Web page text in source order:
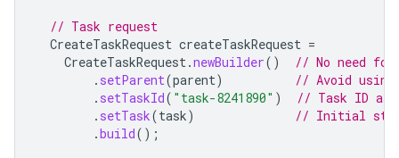
// Task request
CreateTaskRequest createTaskRequest =
CreateTaskRequest.newBuilder()
// No need for
. setParent(parent)
// Avoid
. setTaskId( "task-8241890" )
// Task ID
. setTask(task)
// Initial
.build();